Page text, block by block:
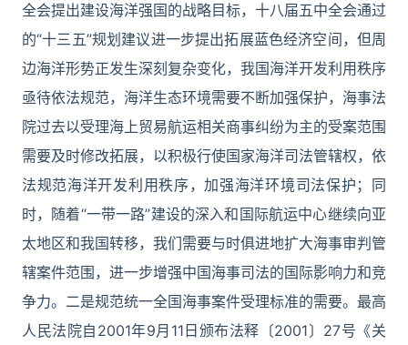
全会提出建设海洋强国的战略目标，十八届五中全会通过
的“十三五”规划建议进一步提出拓展蓝色经济空间，但周
边海洋形势正发生深刻复杂变化，我国海洋开发利用秩序
亟待依法规范，海洋生态环境需要不断加强保护，海事法
院过去以受理海上贸易航运相关商事纠纷为主的受案范围
需要及时修改拓展，以积极行使国家海洋司法管辖权，依
法规范海洋开发利用秩序，加强海洋环境司法保护；同
时，随着“一带一路”建设的深入和国际航运中心继续向亚
太地区和我国转移，我们需要与时俱进地扩大海事审判管
辖案件范围，进一步增强中国海事司法的国际影响力和竞
争力。二是规范统一全国海事案件受理标准的需要。最高
人民法院自2001年9月11日颁布法释〔2001〕27号《关